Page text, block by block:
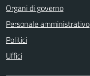
Organi di governo
Personale amministrativo
Politici
Uffici